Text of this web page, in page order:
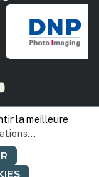
la meilleure